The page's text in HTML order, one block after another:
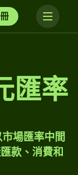
匯率
場匯率中間
款、消費和